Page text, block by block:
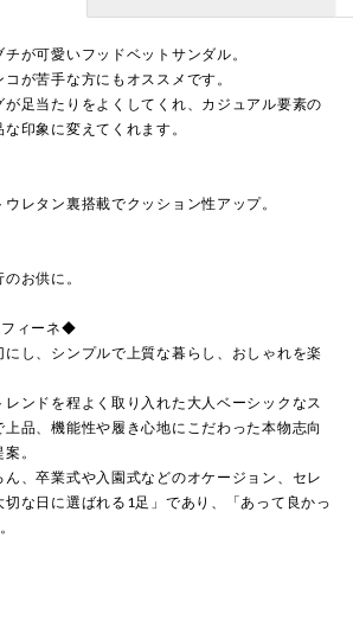
が可愛いフッドベットサンダル。
が苦手な方にもオススメです。
足当たりをよくしてくれ、カジュアル要素の
印象に変えてくれます。
レタン裏搭載でクッション性アップ。
お供に。
ィーネ◆
し、シンプルで上質な暮らし、おしゃれを楽
ンドを程よく取り入れた大人ベーシックなス
品、機能性や履き心地にこだわった本物志向
。
、卒業式や入園式などのオケージョン、セレ
な日に選ばれる1足」であり、「あって良かっ